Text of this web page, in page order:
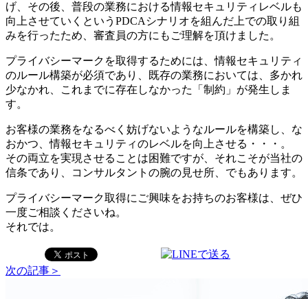
げ、その後、普段の業務における情報セキュリティレベルも
向上させていくというPDCAシナリオを組んだ上での取り組
みを行ったため、審査員の方にもご理解を頂けました。
プライバシーマークを取得するためには、情報セキュリティ
のルール構築が必須であり、既存の業務においては、多かれ
少なかれ、これまでに存在しなかった「制約」が発生しま
す。
お客様の業務をなるべく妨げないようなルールを構築し、な
おかつ、情報セキュリティのレベルを向上させる・・・。
その両立を実現させることは困難ですが、それこそが当社の
信条であり、コンサルタントの腕の見せ所、でもあります。
プライバシーマーク取得にご興味をお持ちのお客様は、ぜひ
一度ご相談くださいね。
それでは。
次の記事＞